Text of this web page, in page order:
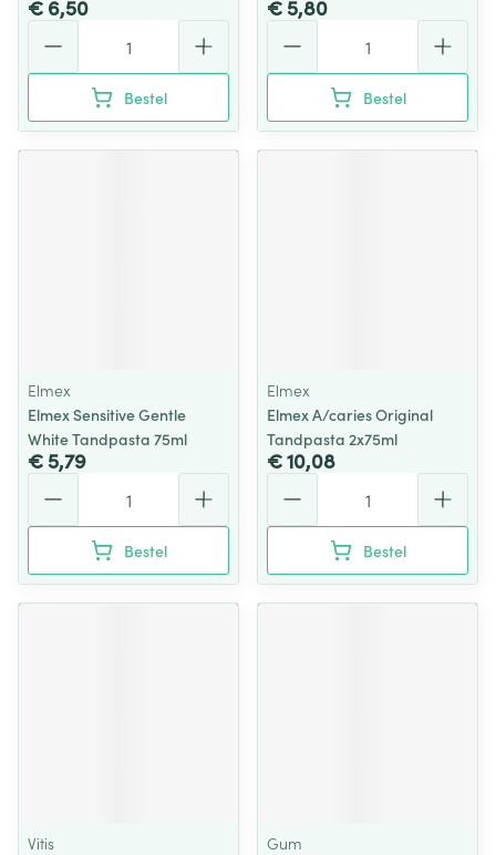
€ 6,50
Bestel
€ 5,80
Bestel
Elmex
Elmex Sensitive Gentle
White Tandpasta 75ml
€ 5,79
Bestel
Elmex
Elmex A/caries Original
Tandpasta 2x75ml
€ 10,08
Bestel
Vitis
Gum